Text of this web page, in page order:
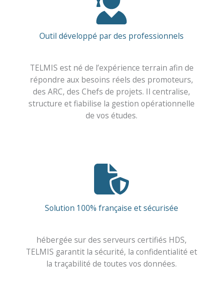
Outil développé par des professionnels
TELMIS est né de l’expérience terrain afin de
répondre aux besoins réels des promoteurs,
des ARC, des Chefs de projets. Il centralise,
structure et fiabilise la gestion opérationnelle
de vos études.
Solution 100% française et sécurisée
hébergée sur des serveurs certifiés HDS,
TELMIS garantit la sécurité, la confidentialité et
la traçabilité de toutes vos données.